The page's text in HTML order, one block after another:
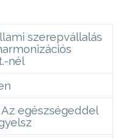
szerepvállalás
nél
egészségeddel